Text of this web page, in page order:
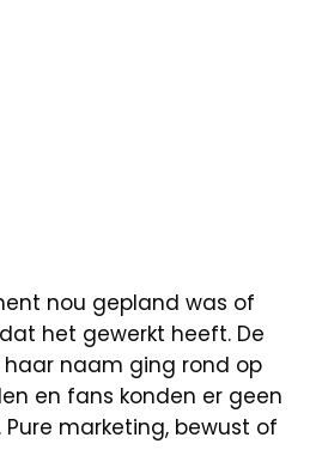
nou gepland was of
het gewerkt heeft. De
haar naam ging rond op
en fans konden er geen
marketing, bewust of